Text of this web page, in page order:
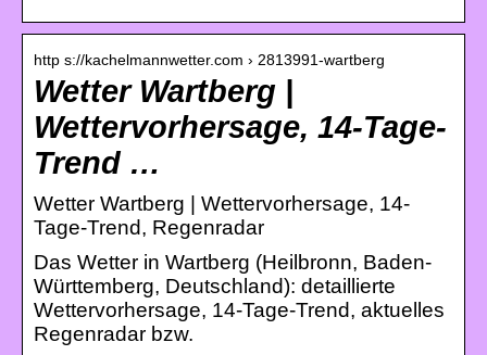
http s://kachelmannwetter.com › 2813991-wartberg
Wetter Wartberg |
Wettervorhersage, 14-Tage-
Trend …
Wetter Wartberg | Wettervorhersage, 14-
Tage-Trend, Regenradar
Das Wetter in Wartberg (Heilbronn, Baden-
Württemberg, Deutschland): detaillierte
Wettervorhersage, 14-Tage-Trend, aktuelles
Regenradar bzw.